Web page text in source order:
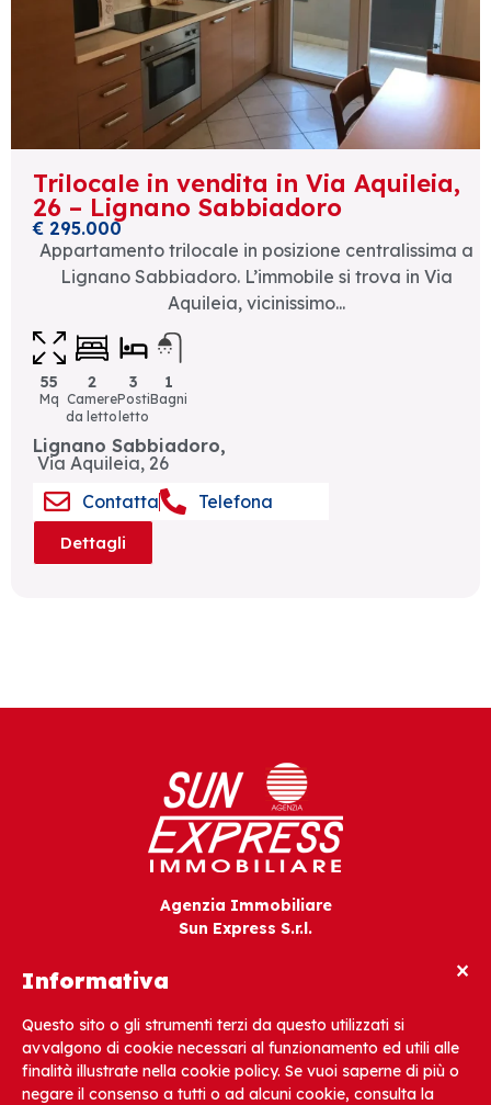
Trilocale in vendita in Via Aquileia,
26 – Lignano Sabbiadoro
€ 295.000
Appartamento trilocale in posizione centralissima a
Lignano Sabbiadoro. L’immobile si trova in Via
Aquileia, vicinissimo...
55
Mq
2
Camere
da letto
3
Posti
letto
1
Bagni
Lignano Sabbiadoro,
Via Aquileia, 26
Contatta
Telefona
Dettagli
Agenzia Immobiliare
Sun Express S.r.l.
33054 Lignano Sabbiadoro (UD) – Italia
Tel. +39 0431 721642
info@sunexpress.it
×
Informativa
Questo sito o gli strumenti terzi da questo utilizzati si
avvalgono di cookie necessari al funzionamento ed utili alle
finalità illustrate nella cookie policy. Se vuoi saperne di più o
negare il consenso a tutti o ad alcuni cookie, consulta la